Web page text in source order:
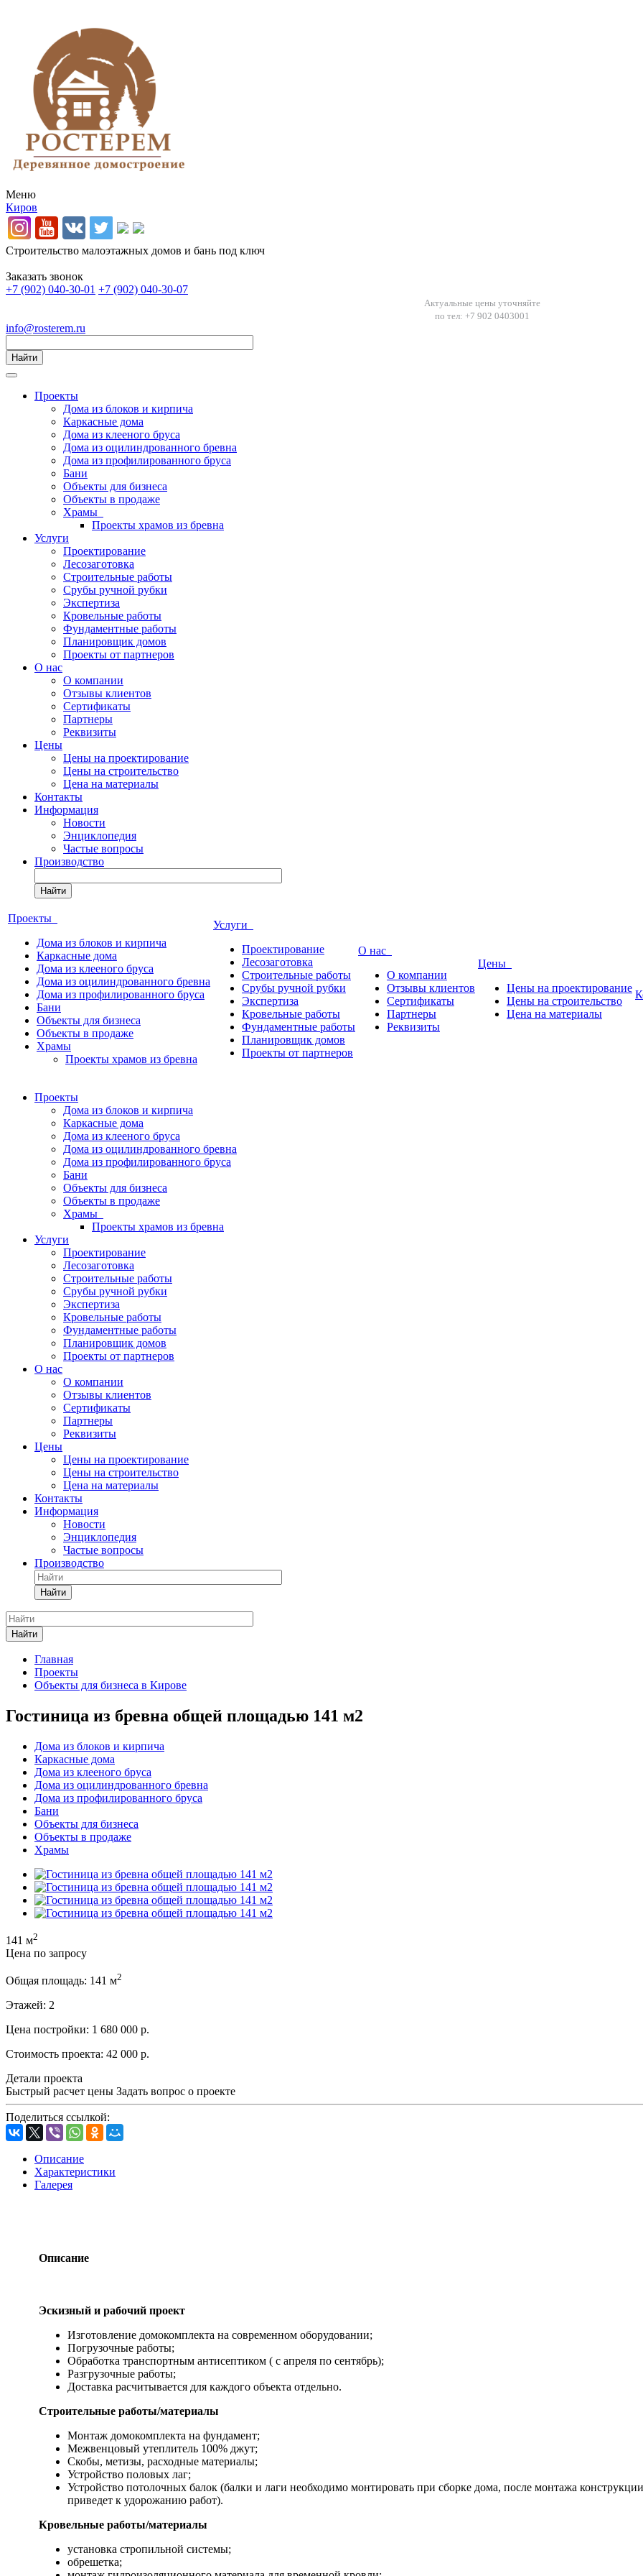
Меню
Киров
Строительство малоэтажных домов и бань под ключ
Заказать звонок
+7 (902) 040-30-01 +7 (902) 040-30-07
Актуальные цены уточняйте
по тел: +7 902 0403001
info@rosterem.ru
Найти
Проекты
Дома из блоков и кирпича
Каркасные дома
Дома из клееного бруса
Дома из оцилиндрованного бревна
Дома из профилированного бруса
Бани
Объекты для бизнеса
Объекты в продаже
Храмы
Проекты храмов из бревна
Услуги
Проектирование
Лесозаготовка
Строительные работы
Срубы ручной рубки
Экспертиза
Кровельные работы
Фундаментные работы
Планировщик домов
Проекты от партнеров
О нас
О компании
Отзывы клиентов
Сертификаты
Партнеры
Реквизиты
Цены
Цены на проектирование
Цены на строительство
Цена на материалы
Контакты
Информация
Новости
Энциклопедия
Частые вопросы
Производство
Найти
Проекты
Дома из блоков и кирпича
Каркасные дома
Дома из клееного бруса
Дома из оцилиндрованного бревна
Дома из профилированного бруса
Бани
Объекты для бизнеса
Объекты в продаже
Храмы
Проекты храмов из бревна
Услуги
Проектирование
Лесозаготовка
Строительные работы
Срубы ручной рубки
Экспертиза
Кровельные работы
Фундаментные работы
Планировщик домов
Проекты от партнеров
О нас
О компании
Отзывы клиентов
Сертификаты
Партнеры
Реквизиты
Цены
Цены на проектирование
Цены на строительство
Цена на материалы
Проекты
Дома из блоков и кирпича
Каркасные дома
Дома из клееного бруса
Дома из оцилиндрованного бревна
Дома из профилированного бруса
Бани
Объекты для бизнеса
Объекты в продаже
Храмы
Проекты храмов из бревна
Услуги
Проектирование
Лесозаготовка
Строительные работы
Срубы ручной рубки
Экспертиза
Кровельные работы
Фундаментные работы
Планировщик домов
Проекты от партнеров
О нас
О компании
Отзывы клиентов
Сертификаты
Партнеры
Реквизиты
Цены
Цены на проектирование
Цены на строительство
Цена на материалы
Контакты
Информация
Новости
Энциклопедия
Частые вопросы
Производство
Найти
Найти
Главная
Проекты
Объекты для бизнеса в Кирове
Гостиница из бревна общей площадью 141 м2
Дома из блоков и кирпича
Каркасные дома
Дома из клееного бруса
Дома из оцилиндрованного бревна
Дома из профилированного бруса
Бани
Объекты для бизнеса
Объекты в продаже
Храмы
141 м2
Цена по запросу
Общая площадь: 141 м2
Этажей: 2
Цена постройки: 1 680 000 р.
Стоимость проекта: 42 000 р.
Детали проекта
Быстрый расчет цены Задать вопрос о проекте
Поделиться ссылкой:
Описание
Характеристики
Галерея
Описание
Эскизный и рабочий проект
Изготовление домокомплекта на современном оборудовании;
Погрузочные работы;
Обработка транспортным антисептиком ( с апреля по сентябрь);
Разгрузочные работы;
Доставка расчитывается для каждого объекта отдельно.
Строительные работы/материалы
Монтаж домокомплекта на фундамент;
Межвенцовый утеплитель 100% джут;
Скобы, метизы, расходные материалы;
Устройство половых лаг;
Устройство потолочных балок (балки и лаги необходимо монтировать при сборке дома, после монтажа
приведет к удорожанию работ).
Кровельные работы/материалы
установка стропильной системы;
обрешетка;